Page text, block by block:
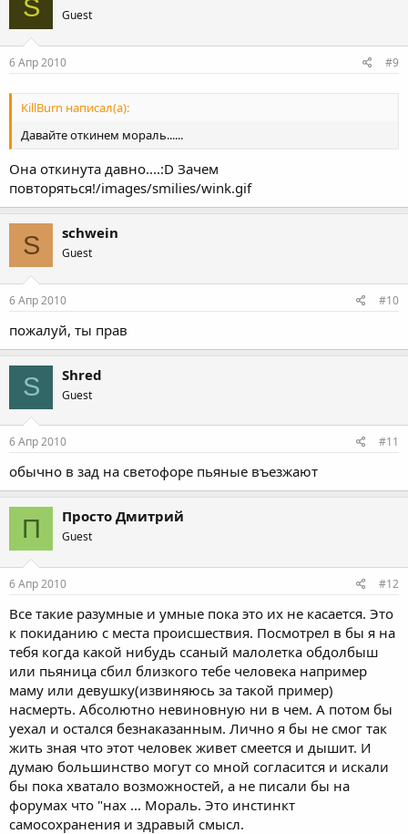
S Guest
6 Апр 2010 #9
KillBurn написал(а):
Давайте откинем мораль......
Она откинута давно....:D Зачем
повторяться!/images/smilies/wink.gif
S schwein
Guest
6 Апр 2010 #10
пожалуй, ты прав
S Shred
Guest
6 Апр 2010 #11
обычно в зад на светофоре пьяные въезжают
П Просто Дмитрий
Guest
6 Апр 2010 #12
Все такие разумные и умные пока это их не касается. Это
к покиданию с места происшествия. Посмотрел в бы я на
тебя когда какой нибудь ссаный малолетка обдолбыш
или пьяница сбил близкого тебе человека например
маму или девушку(извиняюсь за такой пример)
насмерть. Абсолютно невиновную ни в чем. А потом бы
уехал и остался безнаказанным. Лично я бы не смог так
жить зная что этот человек живет смеется и дышит. И
думаю большинство могут со мной согласится и искали
бы пока хватало возможностей, а не писали бы на
форумах что "нах ... Мораль. Это инстинкт
самосохранения и здравый смысл.